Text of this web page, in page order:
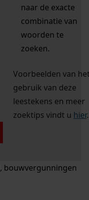
naar de exacte
combinatie van
woorden te
zoeken.
Voorbeelden van
gebruik van deze
leestekens en meer
zoektips vindt u hier.
bouwvergunningen